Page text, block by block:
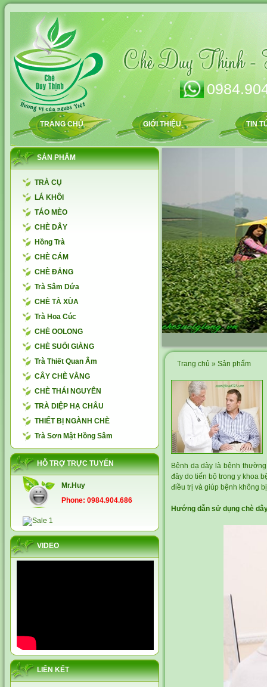
TRANG CHỦ GIỚI THIỆU TIN
SẢN PHẨM
TRÀ CỤ
LÁ KHÔI
TÁO MÈO
CHÈ DÂY
Hồng Trà
CHÈ CÁM
CHÈ ĐẮNG
Trà Sâm Dứa
CHÈ TÀ XÙA
Trà Hoa Cúc
CHÈ OOLONG
CHÈ SUỐI GIÀNG
Trà Thiết Quan Âm
CÂY CHÈ VẰNG
CHÈ THÁI NGUYÊN
TRÀ DIỆP HẠ CHÂU
THIẾT BỊ NGÀNH CHÈ
Trà Sơn Mật Hồng Sâm
HỖ TRỢ TRỰC TUYẾN
Mr.Huy
Phone: 0984.904.686
VIDEO
LIÊN KẾT
Trang chủ » Sản phẩm
Bệnh dạ dày là bệnh
đây do tiến bộ trong y khoa
điều trị và giúp bệnh không
Hướng dẫn sử dụng chè